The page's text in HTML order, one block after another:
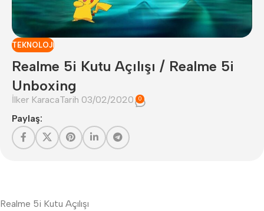
TEKNOLOJI
Realme 5i Kutu Açılışı / Realme 5i
Unboxing
İlker KaracaTarih 03/02/2020 0
Paylaş:
Realme 5i Kutu Açılışı